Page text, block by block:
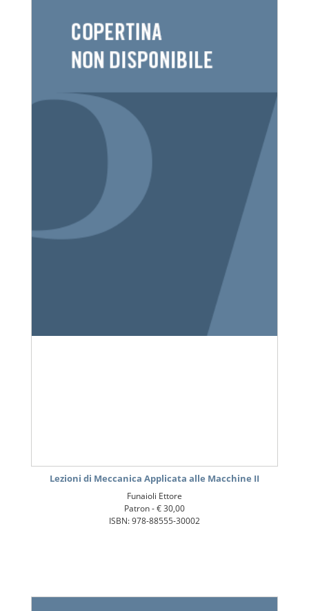
Lezioni di Meccanica Applicata alle Macchine II
Funaioli Ettore
Patron -€ 30,00
ISBN: 978-88555-30002